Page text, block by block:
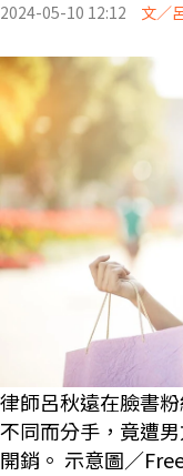
2024-05-10 12:12 文／
律師呂秋遠在臉書
不同而分手，竟遭
開銷。 示意圖／